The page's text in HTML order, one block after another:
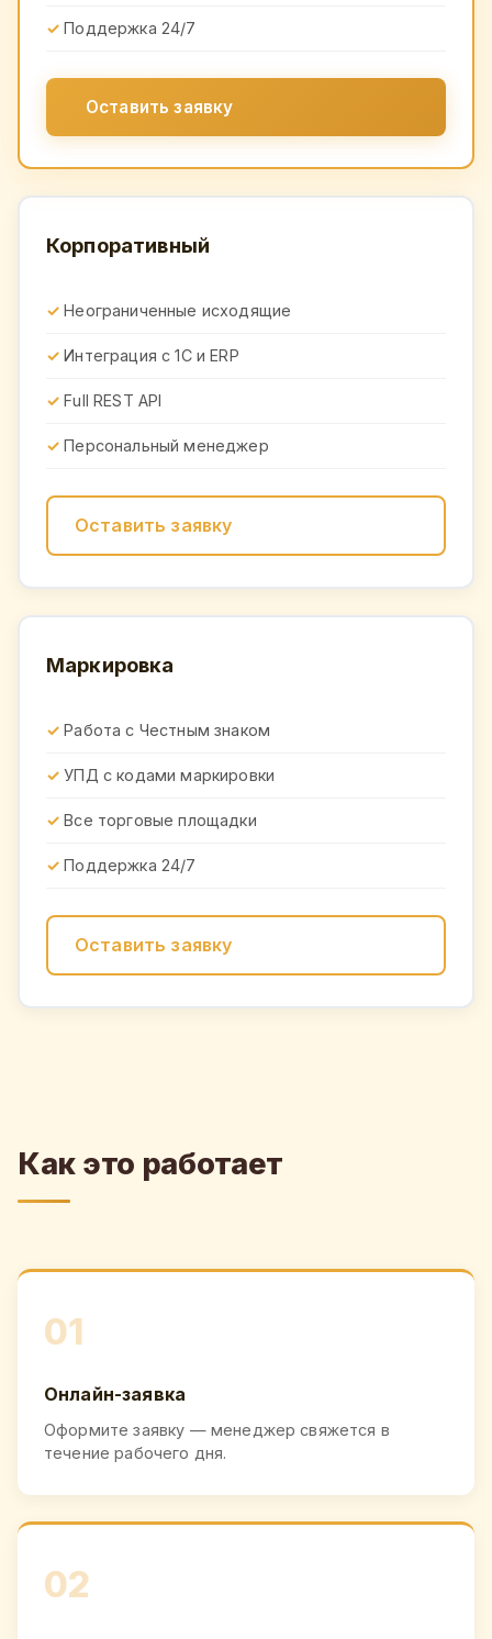
Поддержка 24/7
Оставить заявку
Корпоративный
Неограниченные исходящие
Интеграция с 1С и ERP
Full REST API
Персональный менеджер
Оставить заявку
Маркировка
Работа с Честным знаком
УПД с кодами маркировки
Все торговые площадки
Поддержка 24/7
Оставить заявку
Как это работает
01
Онлайн-заявка
Оформите заявку — менеджер свяжется в
течение рабочего дня.
02